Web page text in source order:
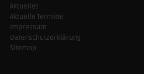
Aktuelles
Aktuelle Termine
Impressum
Datenschutzerklärung
Sitemap